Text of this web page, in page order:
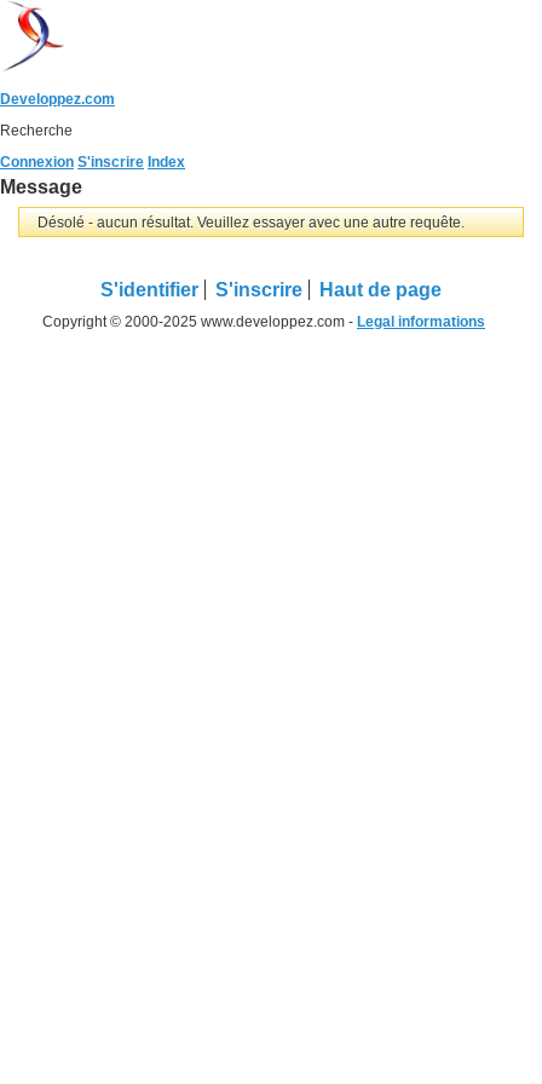
Developpez.com
Recherche
Connexion S'inscrire Index
Message
Désolé - aucun résultat. Veuillez essayer avec une autre requête.
S'identifier S'inscrire Haut de page
Copyright © 2000-2025 www.developpez.com - Legal informations